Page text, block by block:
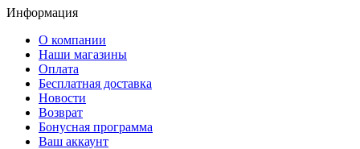
Информация
О компании
Наши магазины
Оплата
Бесплатная доставка
Новости
Возврат
Бонусная программа
Ваш аккаунт